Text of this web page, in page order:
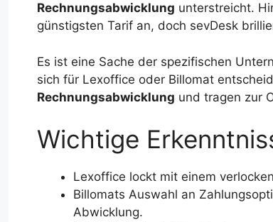
Rechnungsabwicklung unterstreicht.
günstigsten Tarif an, doch sevDesk
Es ist eine Sache der spezifischen
sich für Lexoffice oder Billomat
Rechnungsabwicklung und tragen zur
Wichtige
Lexoffice lockt mit einem
Billomats Auswahl an
Abwicklung.